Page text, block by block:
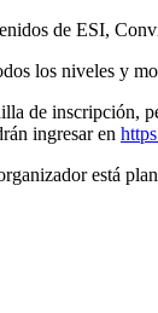
de ESI,
los niveles y
de inscripción,
ingresar en
está